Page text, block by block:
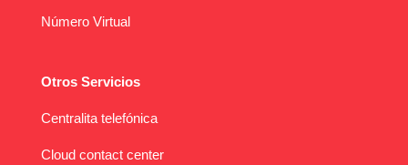
Número Virtual
Otros Servicios
Centralita telefónica
Cloud contact center